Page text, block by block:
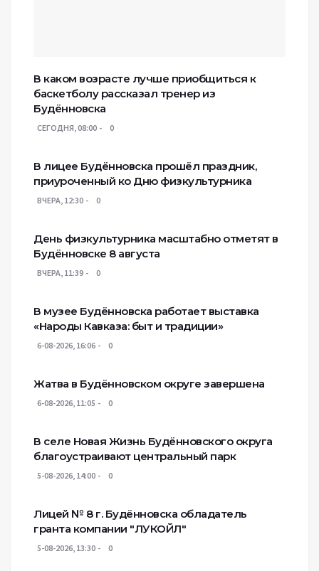
В каком возрасте лучше приобщиться к
баскетболу рассказал тренер из
Будённовска
СЕГОДНЯ, 08:00 0
В лицее Будённовска прошёл праздник,
приуроченный ко Дню физкультурника
ВЧЕРА, 12:30 0
День физкультурника масштабно отметят в
Будённовске 8 августа
ВЧЕРА, 11:39 0
В музее Будённовска работает выставка
«Народы Кавказа: быт и традиции»
6-08-2026, 16:06 0
Жатва в Будённовском округе завершена
6-08-2026, 11:05 0
В селе Новая Жизнь Будённовского округа
благоустраивают центральный парк
5-08-2026, 14:00 0
Лицей № 8 г. Будëнновска обладатель
гранта компании "ЛУКОЙЛ"
5-08-2026, 13:30 0